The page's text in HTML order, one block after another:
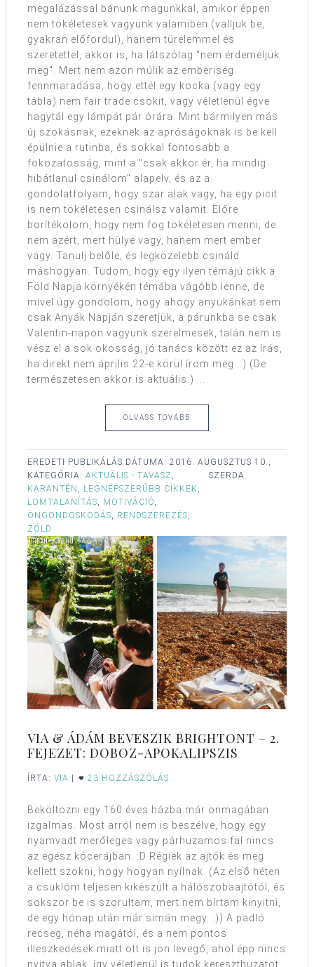
megalázással bánunk magunkkal, amikor éppen
nem tökéletesek vagyunk valamiben (valljuk be,
gyakran előfordul), hanem türelemmel és
szeretettel, akkor is, ha látszólag "nem érdemeljük
meg". Mert nem azon múlik az emberiség
fennmaradása, hogy ettél egy kocka (vagy egy
tábla) nem fair trade csokit, vagy véletlenül égve
hagytál egy lámpát pár órára. Mint bármilyen más
új szokásnak, ezeknek az apróságoknak is be kell
épülnie a rutinba, és sokkal fontosabb a
fokozatosság, mint a "csak akkor ér, ha mindig
hibátlanul csinálom" alapelv, és az a
gondolatfolyam, hogy szar alak vagy, ha egy picit
is nem tökéletesen csinálsz valamit. Előre
borítékolom, hogy nem fog tökéletesen menni, de
nem azért, mert hülye vagy, hanem mert ember
vagy. Tanulj belőle, és legközelebb csináld
máshogyan. Tudom, hogy egy ilyen témájú cikk a
Föld Napja környékén témába vágóbb lenne, de
mivel úgy gondolom, hogy ahogy anyukánkat sem
csak Anyák Napján szeretjük, a párunkba se csak
Valentin-napon vagyunk szerelmesek, talán nem is
vész el a sok okosság, jó tanács között ez az írás,
ha direkt nem április 22-e körül írom meg. :) (De
természetesen akkor is aktuális.) ...
OLVASS TOVÁBB
EREDETI PUBLIKÁLÁS DÁTUMA: 2016. AUGUSZTUS 10.,
SZERDA
KATEGÓRIA: AKTUÁLIS - TAVASZ,
KARANTÉN , LEGNÉPSZERŰBB CIKKEK ,
LOMTALANÍTÁS, MOTIVÁCIÓ,
ÖNGONDOSKODÁS, RENDSZEREZÉS,
ZÖLD
VIA & ÁDÁM BEVESZIK BRIGHTONT – 2.
FEJEZET: DOBOZ-APOKALIPSZIS
ÍRTA: VIA 23 HOZZÁSZÓLÁS
Beköltözni egy 160 éves házba már önmagában
izgalmas. Most arról nem is beszélve, hogy egy
nyamvadt merőleges vagy párhuzamos fal nincs
az egész kócerájban. :D Régiek az ajtók és meg
kellett szokni, hogy hogyan nyílnak. (Az első héten
a csuklóm teljesen kikészült a hálószobaajtótól, és
sokszor be is szorultam, mert nem bírtam kinyitni,
de egy hónap után már simán megy. :)) A padló
recseg, néha magától, és a nem pontos
illeszkedések miatt ott is jön levegő, ahol épp nincs
nyitva ablak, így véletlenül is tudok kereszthuzatot